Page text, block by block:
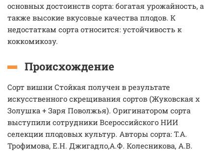
основных достоинств сорта: богатая урожайность, а
также высокие вкусовые качества плодов. К
недостаткам сорта относится: устойчивость к
коккомикозу.
Происхождение
Сорт вишни Стойкая получен в результате
искусственного скрещивания сортов (Жуковская х
Золушка + Заря Поволжья). Оригинатором сорта
выступили сотрудники Всероссийского НИИ
селекции плодовых культур. Авторы сорта: Т.А.
Трофимова, Е.Н. Джигадло,А.Ф. Колесникова, А.В.